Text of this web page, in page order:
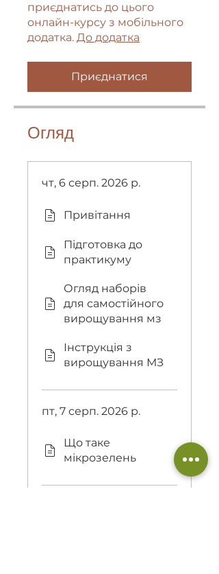
приєднатись до цього
онлайн-курсу з мобільного
додатка. До додатка
Приєднатися
Огляд
чт, 6 серп. 2026 р.
Привітання
Підготовка до
практикуму
Огляд наборів
для самостійного
вирощування мз
Інструкція з
вирощування МЗ
пт, 7 серп. 2026 р.
Що таке
мікрозелень